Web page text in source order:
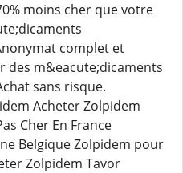
moins cher que votre
complet et
des m&eacute;dicaments
sans risque.
Acheter Zolpidem
Cher En France
Belgique Zolpidem pour
Zolpidem Tavor